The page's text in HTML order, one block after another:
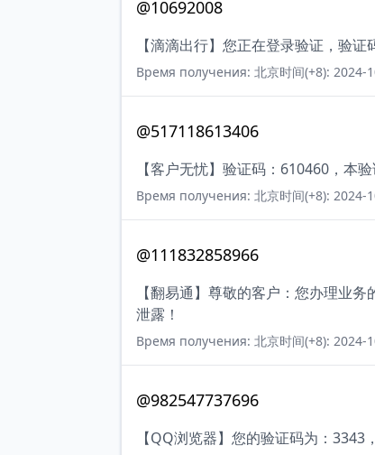
@10692008
【滴滴出行】您正在登录验证，验
Время получения: 北京时间(+8): 2024-
@517118613406
【客户无忧】验证码：610460，本
Время получения: 北京时间(+8): 2024-
@111832858966
【翻易通】尊敬的客户：您办理业
泄露！
Время получения: 北京时间(+8): 2024-
@982547737696
【QQ浏览器】您的验证码为：3343